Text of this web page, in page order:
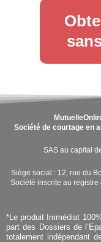
Société de courtage en
SAS au capital
Siège social : 12, rue du
Société inscrite au registre
*Le produit Immédiat
part des Dossiers de
totalement indépendant